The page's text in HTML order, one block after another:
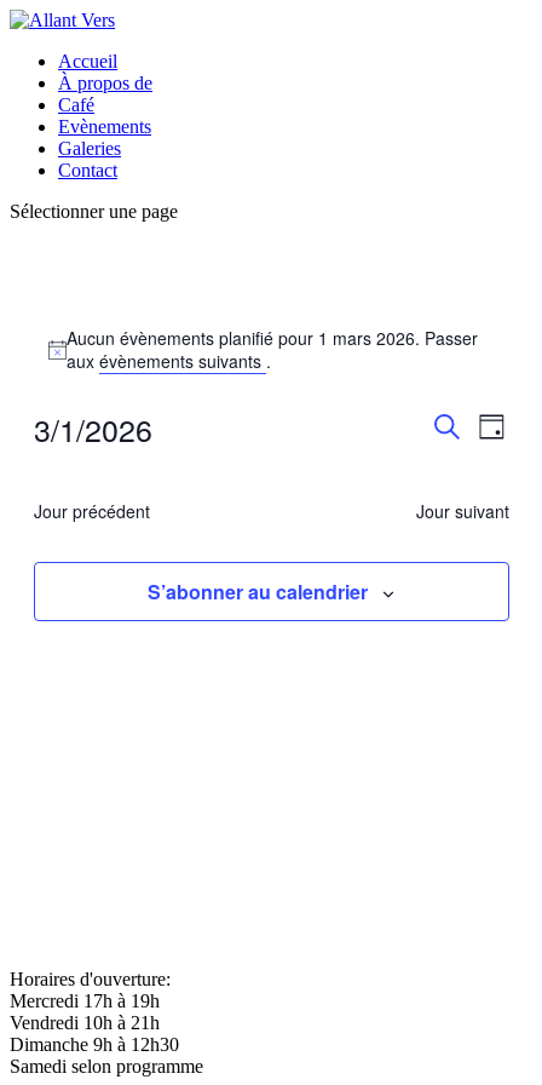
Accueil
À propos de
Café
Evènements
Galeries
Contact
Sélectionner une page
for
mars
2026
Notice
Aucun évènements planifié pour 1 mars 2026. Passer
aux évènements suivants .
de
vues
de
Jour
3/1/2026
date.
Jour précédent Jour suivant
S’abonner au calendrier
Horaires d'ouverture:
Mercredi 17h à 19h
Vendredi 10h à 21h
Dimanche 9h à 12h30
Samedi selon programme